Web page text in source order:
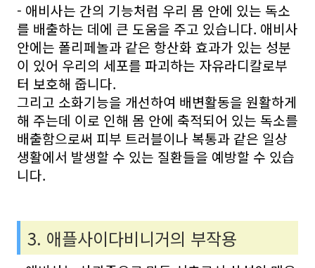
- 애비사는 간의 기능처럼 우리 몸 안에 있는 독소
를 배출하는 데에 큰 도움을 주고 있습니다. 애비사
안에는 폴리페놀과 같은 항산화 효과가 있는 성분
이 있어 우리의 세포를 파괴하는 자유라디칼로부
터 보호해 줍니다.
그리고 소화기능을 개선하여 배변활동을 원활하게
해 주는데 이로 인해 몸 안에 축적되어 있는 독소를
배출함으로써 피부 트러블이나 복통과 같은 일상
생활에서 발생할 수 있는 질환들을 예방할 수 있습
니다.
3. 애플사이다비니거의 부작용